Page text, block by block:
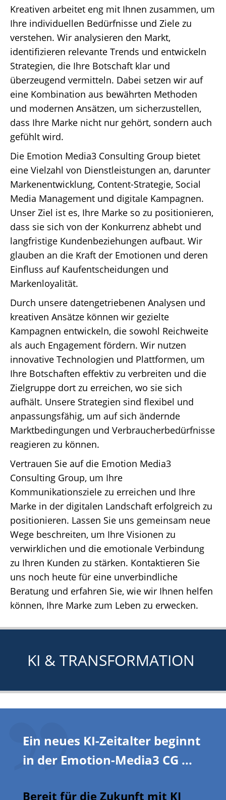
Kreativen arbeitet eng mit Ihnen zusammen, um
Ihre individuellen Bedürfnisse und Ziele zu
verstehen. Wir analysieren den Markt,
identifizieren relevante Trends und entwickeln
Strategien, die Ihre Botschaft klar und
überzeugend vermitteln. Dabei setzen wir auf
eine Kombination aus bewährten Methoden
und modernen Ansätzen, um sicherzustellen,
dass Ihre Marke nicht nur gehört, sondern auch
gefühlt wird.
Die Emotion Media3 Consulting Group bietet
eine Vielzahl von Dienstleistungen an, darunter
Markenentwicklung, Content-Strategie, Social
Media Management und digitale Kampagnen.
Unser Ziel ist es, Ihre Marke so zu positionieren,
dass sie sich von der Konkurrenz abhebt und
langfristige Kundenbeziehungen aufbaut. Wir
glauben an die Kraft der Emotionen und deren
Einfluss auf Kaufentscheidungen und
Markenloyalität.
Durch unsere datengetriebenen Analysen und
kreativen Ansätze können wir gezielte
Kampagnen entwickeln, die sowohl Reichweite
als auch Engagement fördern. Wir nutzen
innovative Technologien und Plattformen, um
Ihre Botschaften effektiv zu verbreiten und die
Zielgruppe dort zu erreichen, wo sie sich
aufhält. Unsere Strategien sind flexibel und
anpassungsfähig, um auf sich ändernde
Marktbedingungen und Verbraucherbedürfnisse
reagieren zu können.
Vertrauen Sie auf die Emotion Media3
Consulting Group, um Ihre
Kommunikationsziele zu erreichen und Ihre
Marke in der digitalen Landschaft erfolgreich zu
positionieren. Lassen Sie uns gemeinsam neue
Wege beschreiten, um Ihre Visionen zu
verwirklichen und die emotionale Verbindung
zu Ihren Kunden zu stärken. Kontaktieren Sie
uns noch heute für eine unverbindliche
Beratung und erfahren Sie, wie wir Ihnen helfen
können, Ihre Marke zum Leben zu erwecken.
KI & TRANSFORMATION
Ein neues KI-Zeitalter beginnt
in der Emotion-Media3 CG ...
Bereit für die Zukunft mit KI